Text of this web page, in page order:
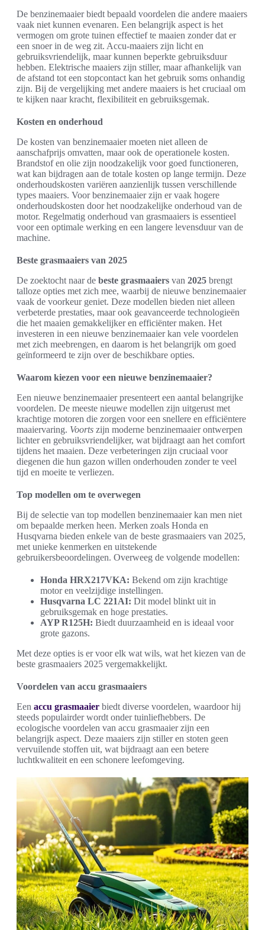
De benzinemaaier biedt bepaald voordelen die andere maaiers
vaak niet kunnen evenaren. Een belangrijk aspect is het
vermogen om grote tuinen effectief te maaien zonder dat er
een snoer in de weg zit. Accu-maaiers zijn licht en
gebruiksvriendelijk, maar kunnen beperkte gebruiksduur
hebben. Elektrische maaiers zijn stiller, maar afhankelijk van
de afstand tot een stopcontact kan het gebruik soms onhandig
zijn. Bij de vergelijking met andere maaiers is het cruciaal om
te kijken naar kracht, flexibiliteit en gebruiksgemak.
Kosten en onderhoud
De kosten van benzinemaaier moeten niet alleen de
aanschafprijs omvatten, maar ook de operationele kosten.
Brandstof en olie zijn noodzakelijk voor goed functioneren,
wat kan bijdragen aan de totale kosten op lange termijn. Deze
onderhoudskosten variëren aanzienlijk tussen verschillende
types maaiers. Voor benzinemaaier zijn er vaak hogere
onderhoudskosten door het noodzakelijke onderhoud van de
motor. Regelmatig onderhoud van grasmaaiers is essentieel
voor een optimale werking en een langere levensduur van de
machine.
Beste grasmaaiers van 2025
De zoektocht naar de beste grasmaaiers van 2025 brengt
talloze opties met zich mee, waarbij de nieuwe benzinemaaier
vaak de voorkeur geniet. Deze modellen bieden niet alleen
verbeterde prestaties, maar ook geavanceerde technologieën
die het maaien gemakkelijker en efficiënter maken. Het
investeren in een nieuwe benzinemaaier kan vele voordelen
met zich meebrengen, en daarom is het belangrijk om goed
geïnformeerd te zijn over de beschikbare opties.
Waarom kiezen voor een nieuwe benzinemaaier?
Een nieuwe benzinemaaier presenteert een aantal belangrijke
voordelen. De meeste nieuwe modellen zijn uitgerust met
krachtige motoren die zorgen voor een snellere en efficiëntere
maaiervaring. Voorts zijn moderne benzinemaaier ontwerpen
lichter en gebruiksvriendelijker, wat bijdraagt aan het comfort
tijdens het maaien. Deze verbeteringen zijn cruciaal voor
diegenen die hun gazon willen onderhouden zonder te veel
tijd en moeite te verliezen.
Top modellen om te overwegen
Bij de selectie van top modellen benzinemaaier kan men niet
om bepaalde merken heen. Merken zoals Honda en
Husqvarna bieden enkele van de beste grasmaaiers van 2025,
met unieke kenmerken en uitstekende
gebruikersbeoordelingen. Overweeg de volgende modellen:
Honda HRX217VKA: Bekend om zijn krachtige
motor en veelzijdige instellingen.
Husqvarna LC 221AI: Dit model blinkt uit in
gebruiksgemak en hoge prestaties.
AYP R125H: Biedt duurzaamheid en is ideaal voor
grote gazons.
Met deze opties is er voor elk wat wils, wat het kiezen van de
beste grasmaaiers 2025 vergemakkelijkt.
Voordelen van accu grasmaaiers
Een accu grasmaaier biedt diverse voordelen, waardoor hij
steeds populairder wordt onder tuinliefhebbers. De
ecologische voordelen van accu grasmaaier zijn een
belangrijk aspect. Deze maaiers zijn stiller en stoten geen
vervuilende stoffen uit, wat bijdraagt aan een betere
luchtkwaliteit en een schonere leefomgeving.